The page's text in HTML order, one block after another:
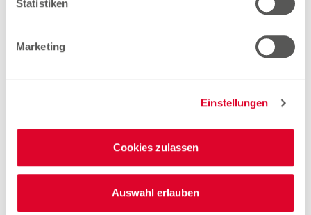
Statistiken
Marketing
Einstellungen
Cookies zulassen
Auswahl erlauben
Stores in der Nähe von
Woolworth – Wesseling
Woolworth – Bornheim
Schumacher Straße 2-10
53332 Bornheim